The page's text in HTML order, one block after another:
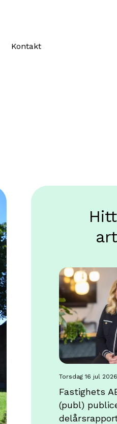
Kontakt
torsdag 16 jul 2026
Fastighets
(publ)